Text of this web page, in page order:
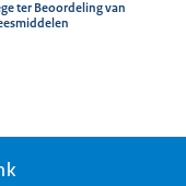
ter Beoordeling van